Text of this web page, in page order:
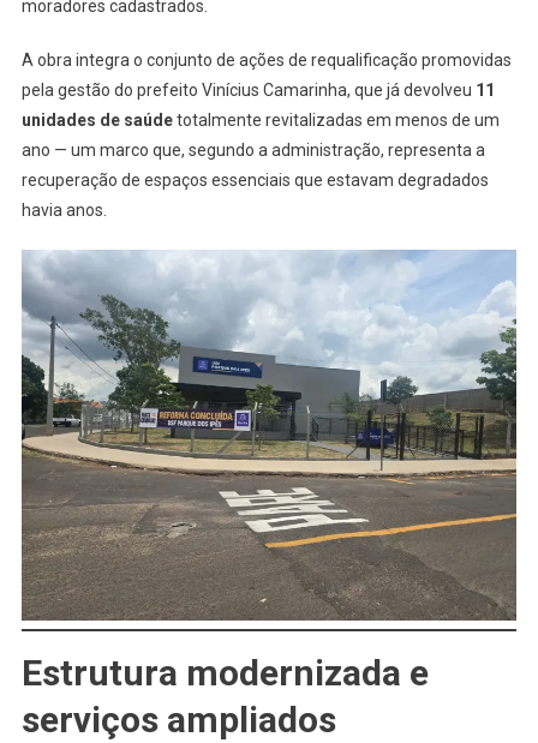
moradores cadastrados.
A obra integra o conjunto de ações de requalificação promovidas
pela gestão do prefeito Vinícius Camarinha, que já devolveu 11
unidades de saúdetotalmente revitalizadas em menos de um
ano — um marco que, segundo a administração, representa a
recuperação de espaços essenciais que estavam degradados
havia anos.
Estrutura modernizada e
serviços ampliados